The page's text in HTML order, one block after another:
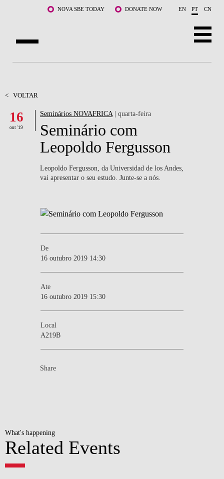
Saltar para o conteúdo principalNOVA SBE TODAY DONATE NOW EN PT CN
DOCENTES E INVESTIGAÇÃO
COMUNIDADE
WHAT'S HAPPENING
< VOLTAR
16
out '19
Seminários NOVAFRICA| quarta-feira
Seminário com
Leopoldo Fergusson
Leopoldo Fergusson, da Universidad de los Andes,
vai apresentar o seu estudo. Junte-se a nós.
De
16 outubro 2019 14:30
Ate
16 outubro 2019 15:30
Local
A219B
Share
What's happening
Related Events